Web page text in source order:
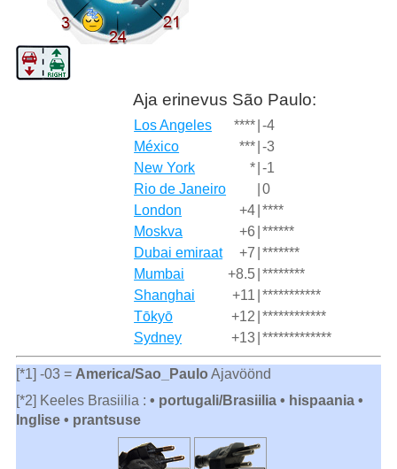
Aja erinevus São Paulo:
Los Angeles **** -4
México
*** -3
New York
* -1
Rio de Janeiro
0
London
+4 ****
Moskva
+6 ******
Dubai emiraat
+7 *******
Mumbai
+8.5 ********
Shanghai
+11 ***********
Tōkyō
+12 ************
Sydney
+13 *************
[*1] -03 = America/Sao_Paulo Ajavöönd
[*2] Keeles Brasiilia : • portugali/Brasiilia • hispaania •
Inglise • prantsuse